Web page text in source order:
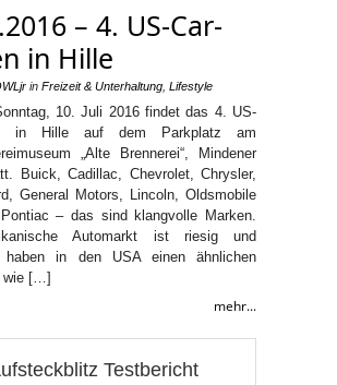
– 4. US-Car-
in Hille
in Freizeit & Unterhaltung Lifestyle
10. Juli 2016 findet das 4. US-
in Hille auf dem Parkplatz am
„Alte Brennerei“, Mindener
Buick, Cadillac, Chevrolet, Chrysler,
General Motors, Lincoln, Oldsmobile
– das sind klangvolle Marken.
Automarkt ist riesig und
haben in den USA einen ähnlichen
wie […]
mehr...
Testbericht